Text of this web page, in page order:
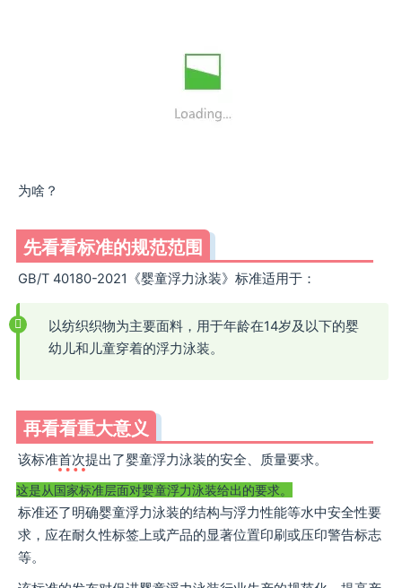
为啥？
先看看标准的规范范围
GB/T 40180-2021《婴童浮力泳装》标准适用于：
以纺织织物为主要面料，用于年龄在14岁及以下的婴
幼儿和儿童穿着的浮力泳装。
再看看重大意义
该标准首次提出了婴童浮力泳装的安全、质量要求。
这是从国家标准层面对婴童浮力泳装给出的要求。
标准还了明确婴童浮力泳装的结构与浮力性能等水中安全性要
求，应在耐久性标签上或产品的显著位置印刷或压印警告标志
等。